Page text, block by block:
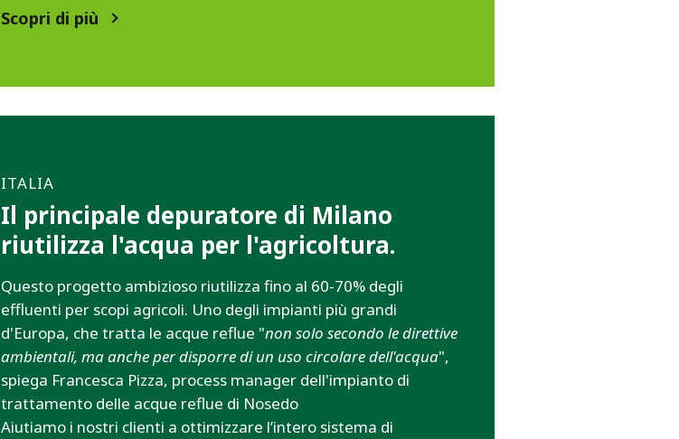
Scopri di più
ITALIA
Il principale depuratore di Milano
riutilizza l'acqua per l'agricoltura.
Questo progetto ambizioso riutilizza fino al 60-70% degli
effluenti per scopi agricoli. Uno degli impianti più grandi
d'Europa, che tratta le acque reflue "non solo secondo le direttive
ambientali, ma anche per disporre di un uso circolare dell'acqua",
spiega Francesca Pizza, process manager dell'impianto di
trattamento delle acque reflue di Nosedo
Aiutiamo i nostri clienti a ottimizzare l’intero sistema di